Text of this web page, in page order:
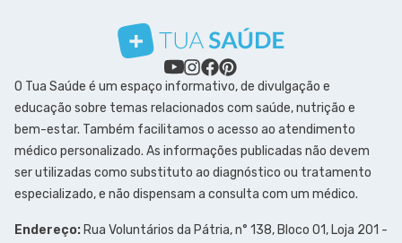
O Tua Saúde é um espaço informativo, de divulgação e
educação sobre temas relacionados com saúde, nutrição e
bem-estar. Também facilitamos o acesso ao atendimento
médico personalizado. As informações publicadas não devem
ser utilizadas como substituto ao diagnóstico ou tratamento
especializado, e não dispensam a consulta com um médico.
Endereço: Rua Voluntários da Pátria, n° 138, Bloco 01, Loja 201 -